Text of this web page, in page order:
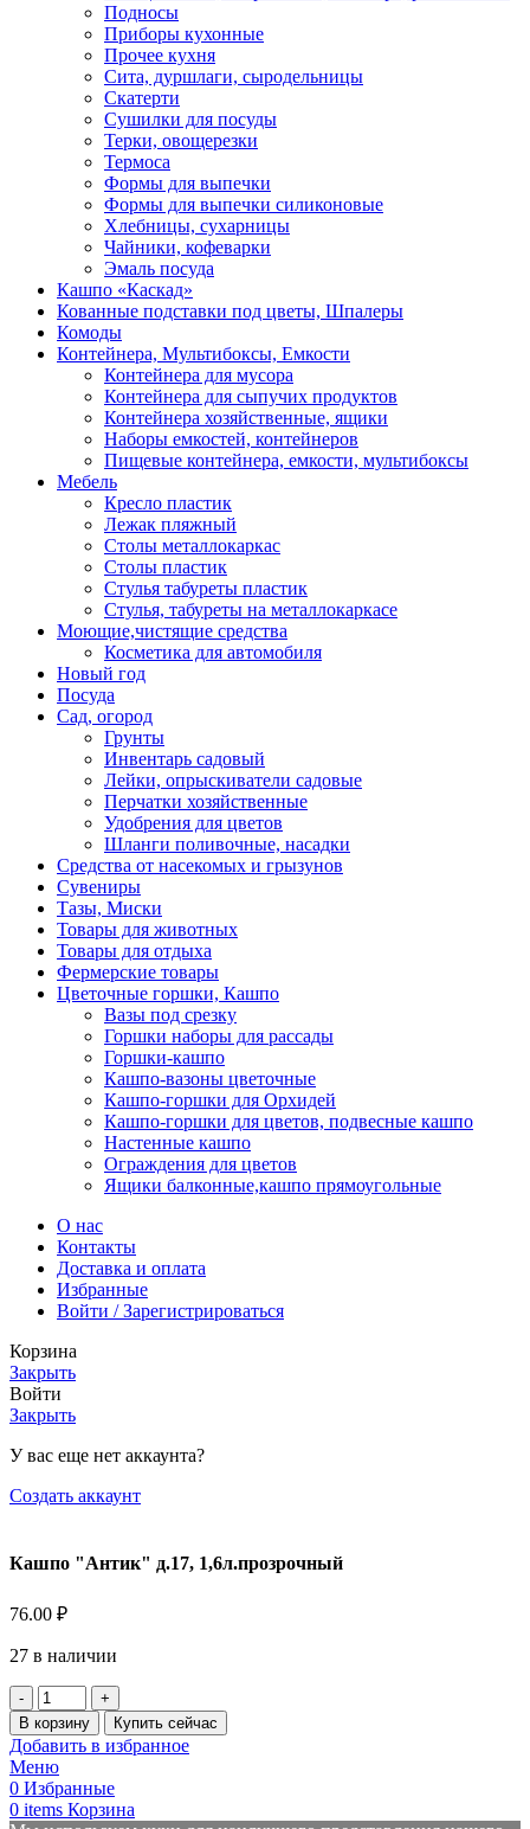
Подносы
Приборы кухонные
Прочее кухня
Сита, дуршлаги, сыродельницы
Скатерти
Сушилки для посуды
Терки, овощерезки
Термоса
Формы для выпечки
Формы для выпечки силиконовые
Хлебницы, сухарницы
Чайники, кофеварки
Эмаль посуда
Кашпо «Каскад»
Кованные подставки под цветы, Шпалеры
Комоды
Контейнера, Мультибоксы, Емкости
Контейнера для мусора
Контейнера для сыпучих продуктов
Контейнера хозяйственные, ящики
Наборы емкостей, контейнеров
Пищевые контейнера, емкости, мультибоксы
Мебель
Кресло пластик
Лежак пляжный
Столы металлокаркас
Столы пластик
Стулья табуреты пластик
Стулья, табуреты на металлокаркасе
Моющие,чистящие средства
Косметика для автомобиля
Новый год
Посуда
Сад, огород
Грунты
Инвентарь садовый
Лейки, опрыскиватели садовые
Перчатки хозяйственные
Удобрения для цветов
Шланги поливочные, насадки
Средства от насекомых и грызунов
Сувениры
Тазы, Миски
Товары для животных
Товары для отдыха
Фермерские товары
Цветочные горшки, Кашпо
Вазы под срезку
Горшки наборы для рассады
Горшки-кашпо
Кашпо-вазоны цветочные
Кашпо-горшки для Орхидей
Кашпо-горшки для цветов, подвесные кашпо
Настенные кашпо
Ограждения для цветов
Ящики балконные,кашпо прямоугольные
О нас
Контакты
Доставка и оплата
Избранные
Войти / Зарегистрироваться
Корзина
Закрыть
Войти
Закрыть
У вас еще нет аккаунта?
Создать аккаунт
Кашпо "Антик" д.17, 1,6л.прозрочный
76.00 ₽
27 в наличии
Количество
товара
Кашпо
"Антик"
д.17,
1,6л.прозрочный
В корзину Купить сейчас
Добавить в избранное
Меню
0 Избранные
0 items Корзина